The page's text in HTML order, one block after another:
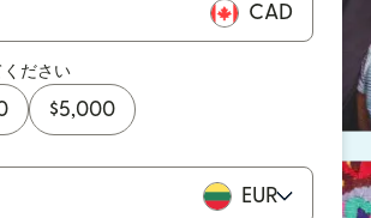
CAD
ください
$5,000
EUR